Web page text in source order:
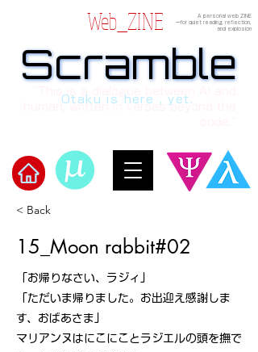
​Scramble
Web_ZINE
A personal web ZINE
ーfor quiet reading, reflection,
and explosion
Scramble
Scramble
human, written in verses beyond the
Otaku is here , yet.
< Back
15_Moon rabbit#02
「お帰りなさい、ラジィ」
「ただいま帰りました。お出迎え感謝しま
す、おばあさま」
マリアンヌはにこにことラジエルの頭を撫で